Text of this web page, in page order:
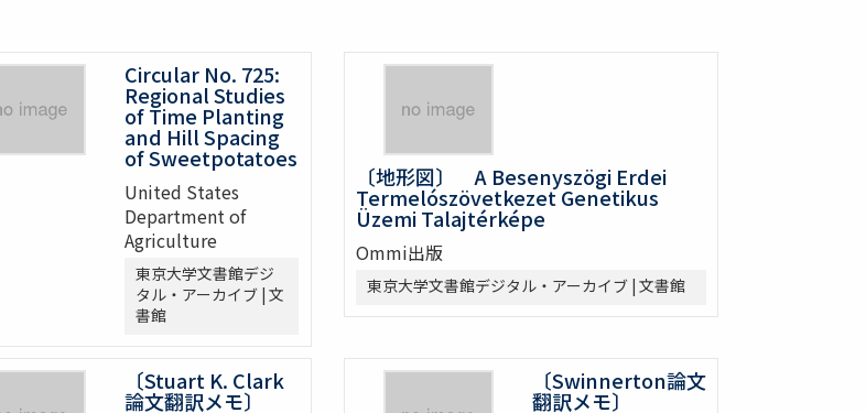
Circular No. 725:
Regional Studies
of Time Planting
and Hill Spacing
of Sweetpotatoes
United States
Department of
Agriculture
東京大学文書館デジ
タル・アーカイブ | 文
書館
〔地形図〕 A Besenyszögi Erdei
Termelószövetkezet Genetikus
Üzemi Talajtérképe
Ommi出版
東京大学文書館デジタル・アーカイブ | 文書館
〔Stuart K. Clark
論文翻訳メモ〕
〔Swinnerton論文
翻訳メモ〕